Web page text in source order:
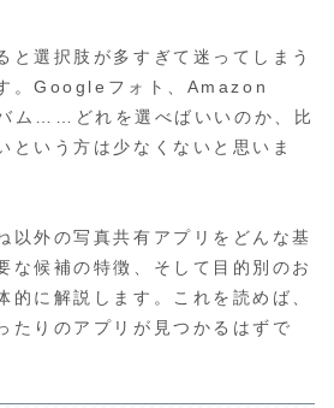
と選択肢が多すぎて迷ってしまう
。Googleフォト、Amazon
ム……どれを選べばいいのか、比
という方は少なくないと思いま
以外の写真共有アプリをどんな基
な候補の特徴、そして目的別のお
的に解説します。これを読めば、
たりのアプリが見つかるはずで